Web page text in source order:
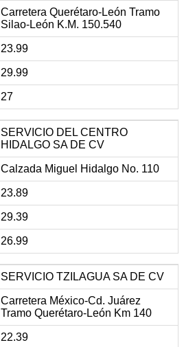
Carretera Querétaro-León Tramo
Silao-León K.M. 150.540
23.99
29.99
27
SERVICIO DEL CENTRO
HIDALGO SA DE CV
Calzada Miguel Hidalgo No. 110
23.89
29.39
26.99
SERVICIO TZILAGUA SA DE CV
Carretera México-Cd. Juárez
Tramo Querétaro-León Km 140
22.39